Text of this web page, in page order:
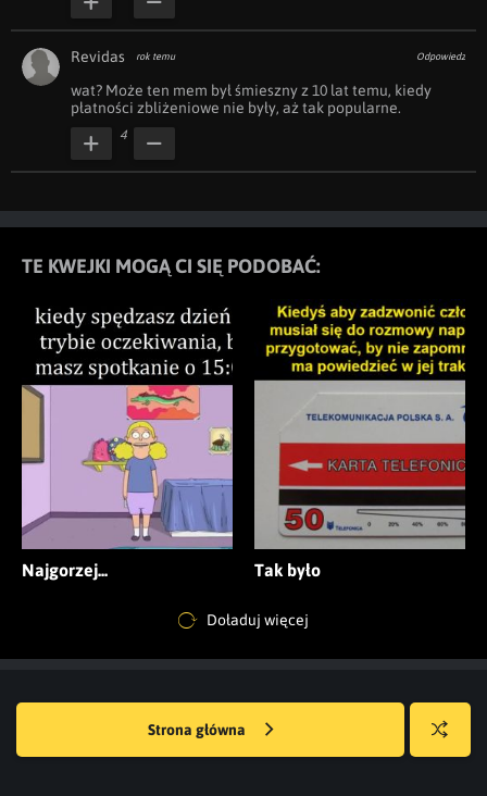
Revidas rok temu Odpowiedz
wat? Może ten mem był śmieszny z 10 lat temu, kiedy
płatności zbliżeniowe nie były, aż tak popularne.
4
TE KWEJKI MOGĄ CI SIĘ PODOBAĆ:
Najgorzej... Tak było
Doładuj więcej
Strona główna